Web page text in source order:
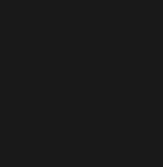
nueva ventana)
ventana)